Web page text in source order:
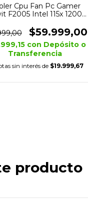
Cpu Fan Pc Gamer
F2005 Intel 115x 1200
$59.999,00
con Depósito o
Transferencia
sin interés de $19.999,67
producto